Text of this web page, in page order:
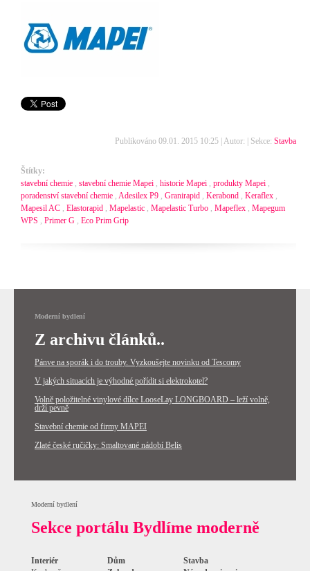
Publikováno 09.01. 2015 10:25 | Autor: | Sekce: Stavba
Štítky:
stavební chemie
stavební chemie Mapei historie Mapei produkty Mapei
poradenství stavební chemie
Adesilex P9 Granirapid Kerabond Keraflex
Mapesil AC
Elastorapid Mapelastic Mapelastic Turbo Mapeflex
Mapegum
WPS
Primer G Eco Prim Grip
Moderní bydlení
Z archivu článků..
Pánve na sporák i do trouby. Vyzkoušejte novinku od Tescomy
V jakých situacích je výhodné pořídit si elektrokotel?
Volně položitelné vinylové dílce LooseLay LONGBOARD – leží volně,
drží pevně
Stavební chemie od firmy MAPEI
Zlaté české ručičky: Smaltované nádobí Belis
Moderní bydlení
Sekce portálu Bydlíme moderně
Interiér
Dům
Stavba